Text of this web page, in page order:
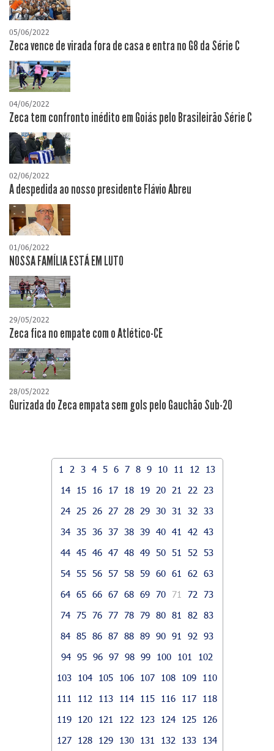
05/06/2022
Zeca vence de virada fora de casa e entra no G8 da Série C
04/06/2022
Zeca tem confronto inédito em Goiás pelo Brasileirão Série C
02/06/2022
A despedida ao nosso presidente Flávio Abreu
01/06/2022
NOSSA FAMÍLIA ESTÁ EM LUTO
29/05/2022
Zeca fica no empate com o Atlético-CE
28/05/2022
Gurizada do Zeca empata sem gols pelo Gauchão Sub-20
1 2 3 4 5 6 7 8 9 10 11 12
13
14
15 16 17 18 19 20 21 22
23
24
25 26 27 28 29 30 31 32
33
34 35 36 37 38 39 40 41 42
43
44 45 46 47 48 49 50 51 52
53
54 55 56 57 58 59 60 61 62
63
64 65 66 67 68 69 70 71 72
73
74 75 76 77 78 79 80 81 82
83
84 85 86 87 88 89 90 91 92
93
94 95 96 97 98 99 100 101
102
103
104 105 106 107 108 109
110
111
112 113 114 115 116 117
118
119
120 121 122 123 124 125
126
127
128 129 130 131 132 133
134